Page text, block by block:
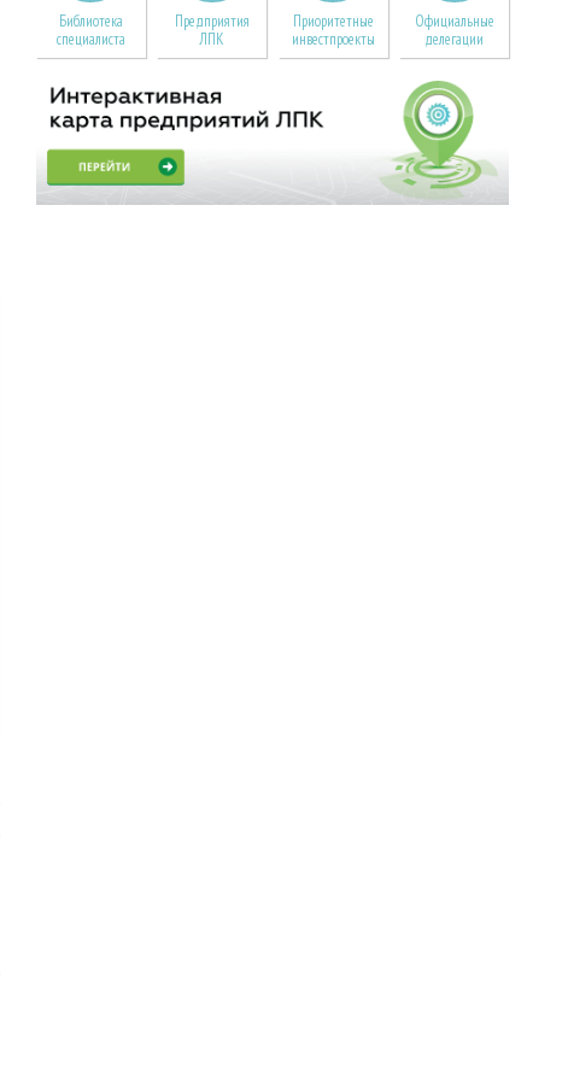
Библиотека
специалиста
Предприятия
ЛПК
Приоритетные
инвестпроекты
Официальные
делегации